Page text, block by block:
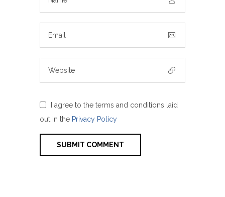
I agree to the terms and conditions laid
out in the Privacy Policy